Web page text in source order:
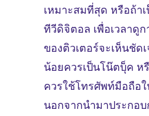
เหมาะสมที่สุด หรือถ้า
ทีวีดิจิตอล เพื่อเวลาดู
ของติวเตอร์จะเห็นชัด
น้อยควรเป็นโน๊ตบุ็ค ห
ควรใช้โทรศัพท์มือถือใ
นอกจากนำมาประกอ